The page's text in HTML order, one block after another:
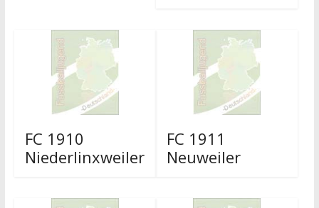
FC 1910
Niederlinxweiler
FC 1911
Neuweiler